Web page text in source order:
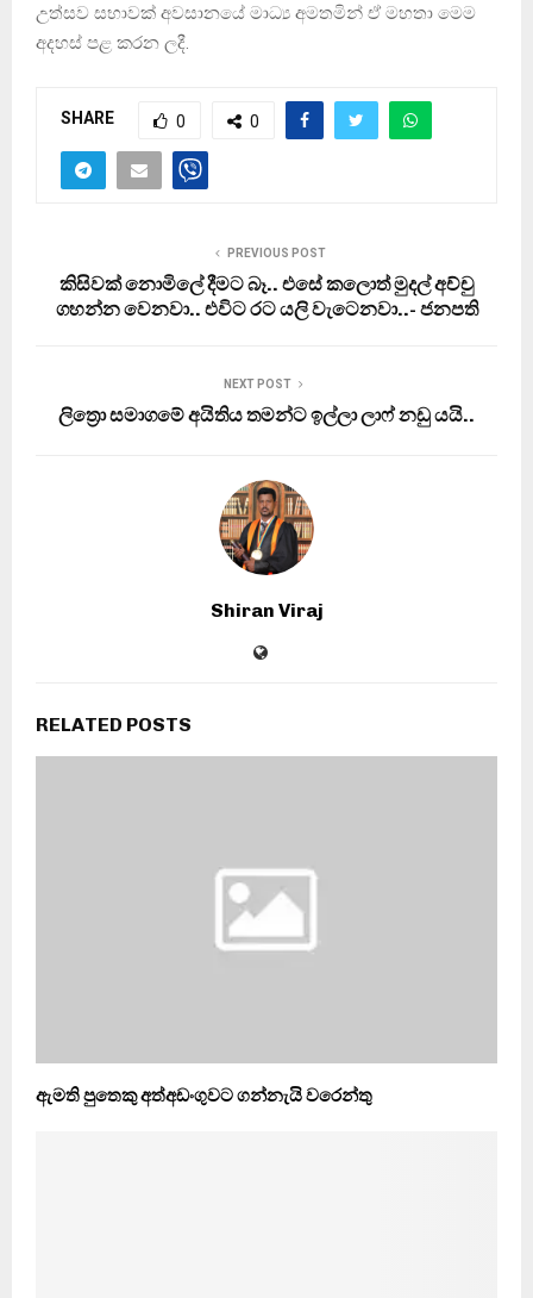
උත්සව සභාවක් අවසානයේ මාධ්‍ය අමතමින් ඒ මහතා මෙම
අදහස් පළ කරන ලදී.
SHARE 0 0
PREVIOUS POST
කිසිවක් නොමිලේ දීමට බෑ.. එසේ කලොත් මුදල් අච්චු
ගහන්න වෙනවා.. එවිට රට යලි වැටෙනවා..- ජනපති
NEXT POST
ලිත්‍රො සමාගමේ අයිතිය තමන්ට ඉල්ලා ලාෆ් නඩු යයි..
Shiran Viraj
RELATED POSTS
ඇමති පුතෙකු අත්අඩංගුවට ගන්නැයි වරෙන්තු